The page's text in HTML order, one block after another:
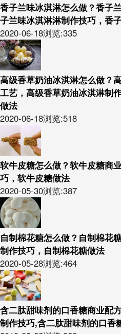
香子兰味冰淇淋怎么做？香子
子兰味冰淇淋淋制作技巧，香
2020-06-18浏览:335
高级香草奶油冰淇淋怎么做？
工艺，高级香草奶油冰淇淋制
做法
2020-06-18浏览:518
软牛皮糖怎么做？软牛皮糖商
巧，软牛皮糖做法
2020-05-30浏览:387
自制棉花糖怎么做？自制棉花
制作技巧，自制棉花糖做法
2020-05-28浏览:464
含二肽甜味剂的口香糖商业配
制作技巧,含二肽甜味剂的口香